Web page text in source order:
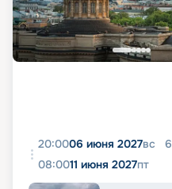
20:0006 июня 2027вс 6
08:0011 июня 2027пт